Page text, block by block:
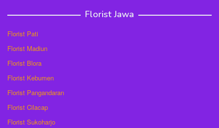
Florist Jawa
Florist Pati
Florist Madiun
Florist Blora
Florist Kebumen
Florist Pangandaran
Florist Cilacap
Florist Sukoharjo